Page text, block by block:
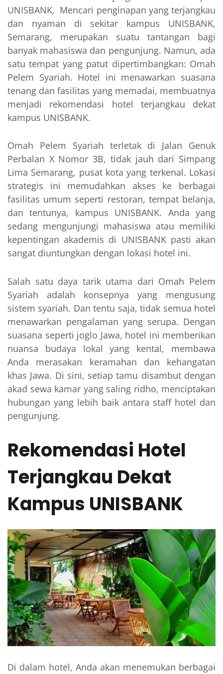
UNISBANK, Mencari penginapan yang terjangkau
dan nyaman di sekitar kampus UNISBANK,
Semarang, merupakan suatu tantangan bagi
banyak mahasiswa dan pengunjung. Namun, ada
satu tempat yang patut dipertimbangkan: Omah
Pelem Syariah. Hotel ini menawarkan suasana
tenang dan fasilitas yang memadai, membuatnya
menjadi rekomendasi hotel terjangkau dekat
kampus UNISBANK.
Omah Pelem Syariah terletak di Jalan Genuk
Perbalan X Nomor 3B, tidak jauh dari Simpang
Lima Semarang, pusat kota yang terkenal. Lokasi
strategis ini memudahkan akses ke berbagai
fasilitas umum seperti restoran, tempat belanja,
dan tentunya, kampus UNISBANK. Anda yang
sedang mengunjungi mahasiswa atau memiliki
kepentingan akademis di UNISBANK pasti akan
sangat diuntungkan dengan lokasi hotel ini.
Salah satu daya tarik utama dari Omah Pelem
Syariah adalah konsepnya yang mengusung
sistem syariah. Dan tentu saja, tidak semua hotel
menawarkan pengalaman yang serupa. Dengan
suasana seperti joglo Jawa, hotel ini memberikan
nuansa budaya lokal yang kental, membawa
Anda merasakan keramahan dan kehangatan
khas Jawa. Di sini, setiap tamu disambut dengan
akad sewa kamar yang saling ridho, menciptakan
hubungan yang lebih baik antara staff hotel dan
pengunjung.
Rekomendasi Hotel
Terjangkau Dekat
Kampus UNISBANK
Di dalam hotel, Anda akan menemukan berbagai